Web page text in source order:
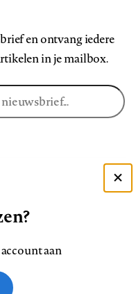
en ontvang iedere
in je mailbox.
op
ons
Privacy
aan